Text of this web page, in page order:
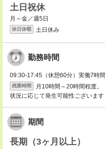
土日祝休
月～金／週5日
休日休暇 土日休み
勤務時間
09:30-17:45（休憩60分）実働7時
残業時間
月10時間～20時間程度。
状況に応じて発生可能性ございます
期間
長期（3ヶ月以上）